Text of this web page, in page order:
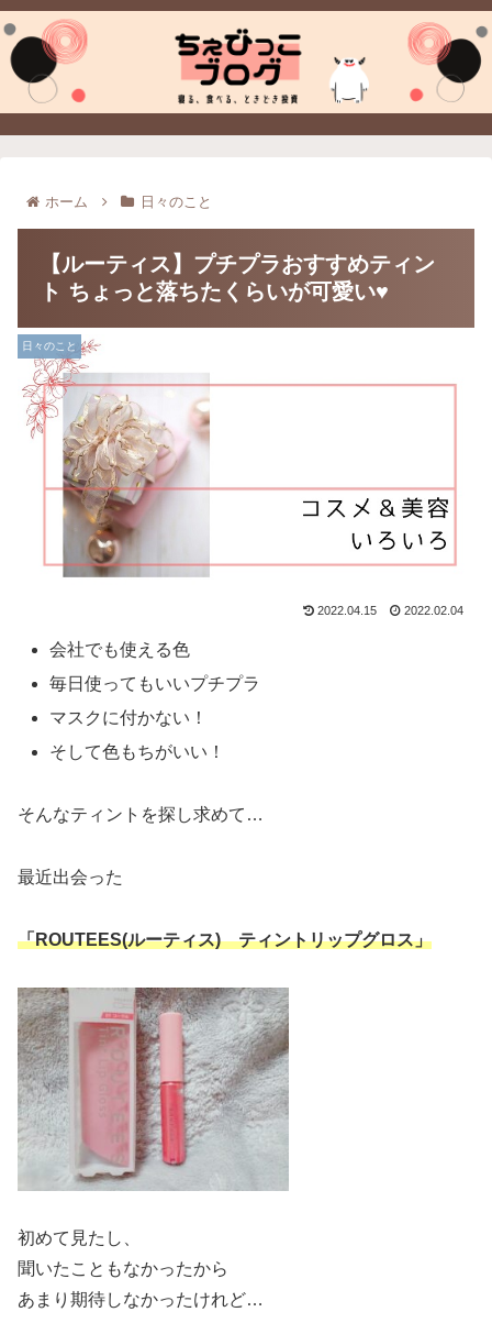
ホーム 日々のこと
【ルーティス】プチプラおすすめティン
ト ちょっと落ちたくらいが可愛い♥
日々のこと
2022.04.15 2022.02.04
会社でも使える色
毎日使ってもいいプチプラ
マスクに付かない！
そして色もちがいい！
そんなティントを探し求めて…
最近出会った
「ROUTEES(ルーティス) ティントリップグロス」
初めて見たし、
聞いたこともなかったから
あまり期待しなかったけれど…